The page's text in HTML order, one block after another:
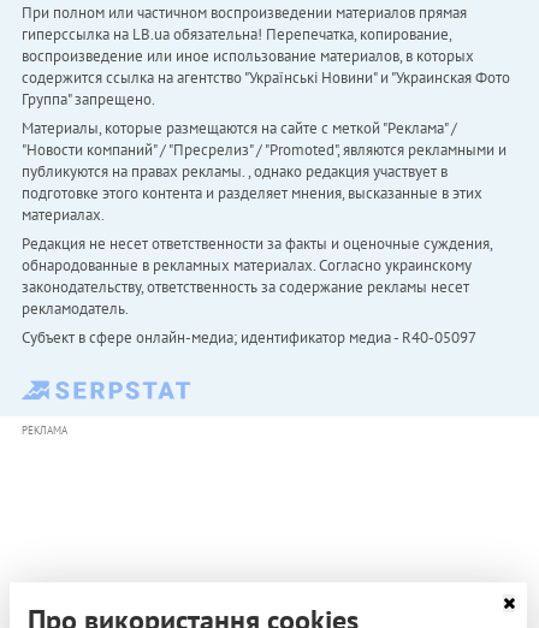
При полном или частичном воспроизведении материалов прямая
гиперссылка на LB.ua обязательна! Перепечатка, копирование,
воспроизведение или иное использование материалов, в которых
содержится ссылка на агентство "Українськi Новини" и "Украинская Фото
Группа" запрещено.
Материалы, которые размещаются на сайте с меткой "Реклама" /
"Новости компаний" / "Пресрелиз" / "Promoted", являются рекламными и
публикуются на правах рекламы. , однако редакция участвует в
подготовке этого контента и разделяет мнения, высказанные в этих
материалах.
Редакция не несет ответственности за факты и оценочные суждения,
обнародованные в рекламных материалах. Согласно украинскому
законодательству, ответственность за содержание рекламы несет
рекламодатель.
Субъект в сфере онлайн-медиа; идентификатор медиа - R40-05097
РЕКЛАМА
Про використання cookies